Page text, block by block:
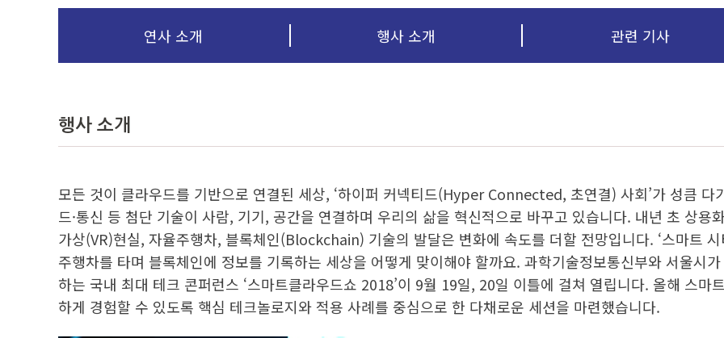
연사 소개 행사 소개 관련 기사
행사 소개
모든 것이 클라우드를 기반으로 연결된 세상, ‘하이퍼 커넥티드(Hyper Connected, 초연결) 사회’가 성큼 다
드·통신 등 첨단 기술이 사람, 기기, 공간을 연결하며 우리의 삶을 혁신적으로 바꾸고 있습니다. 내년 초 상용
가상(VR)현실, 자율주행차, 블록체인(Blockchain) 기술의 발달은 변화에 속도를 더할 전망입니다. ‘스마트
주행차를 타며 블록체인에 정보를 기록하는 세상을 어떻게 맞이해야 할까요. 과학기술정보통신부와 서울시
하는 국내 최대 테크 콘퍼런스 ‘스마트클라우드쇼 2018’이 9월 19일, 20일 이틀에 걸쳐 열립니다. 올해 스마
하게 경험할 수 있도록 핵심 테크놀로지와 적용 사례를 중심으로 한 다채로운 세션을 마련했습니다.